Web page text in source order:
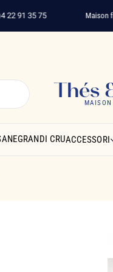
35 75 Maison
Thés
GRANDI CRUACCESSORI